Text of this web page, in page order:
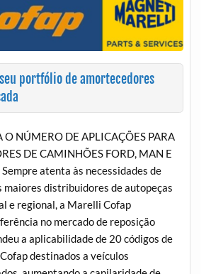
seu portfólio de amortecedores
O NÚMERO DE APLICAÇÕES PARA
DE CAMINHÕES FORD, MAN E
atenta às necessidades de
maiores distribuidores de autopeças
e regional, a Marelli Cofap
no mercado de reposição
a aplicabilidade de 20 códigos de
destinados a veículos